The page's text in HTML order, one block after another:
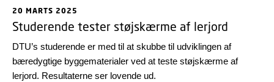
20 MARTS 2025
Studerende tester støjskærme af lerjord
DTU’s studerende er med til at skubbe til udviklingen af
bæredygtige byggematerialer ved at teste støjskærme af
lerjord. Resultaterne ser lovende ud.